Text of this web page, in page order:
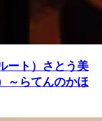
ート）さとう美
～らてんのかほ